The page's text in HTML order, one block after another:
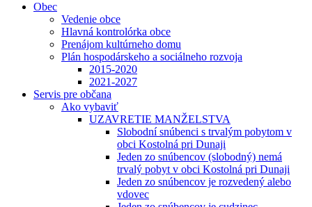
Obec
Vedenie obce
Hlavná kontrolórka obce
Prenájom kultúrneho domu
Plán hospodárskeho a sociálneho rozvoja
2015-2020
2021-2027
Servis pre občana
Ako vybaviť
UZAVRETIE MANŽELSTVA
Slobodní snúbenci s trvalým pobytom v
obci Kostolná pri Dunaji
Jeden zo snúbencov (slobodný) nemá
trvalý pobyt v obci Kostolná pri Dunaji
Jeden zo snúbencov je rozvedený alebo
vdovec